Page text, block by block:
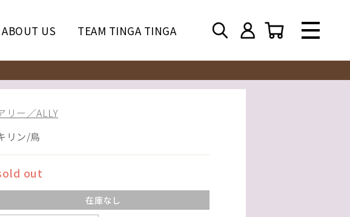
ABOUT US TEAM TINGA TINGA
リー／ALLY
リン/鳥
out
在庫なし